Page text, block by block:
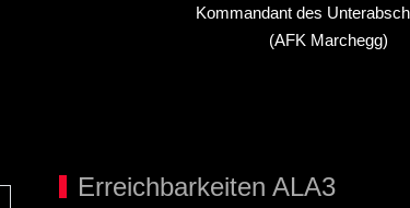
Kommandant des
(AFK Marchegg)
Erreichbarkeiten ALA3